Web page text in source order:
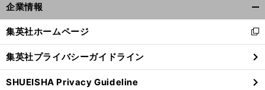
企業情報
閉
る
集英社ホームページ
新
し
い
ウ
ィ
集英社プライバシーガイドライン
SHUEISHA Privacy Guideline